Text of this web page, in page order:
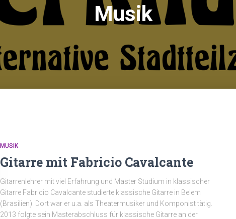
Musik
MUSIK
Gitarre mit Fabricio Cavalcante
Gitarrenlehrer mit viel Erfahrung und Master Studium in klassischer
Gitarre Fabricio Cavalcante studierte klassische Gitarre in Belem
(Brasilien). Dort war er u.a. als Theatermusiker und Komponist tätig.
2013 folgte sein Masterabschluss für klassische Gitarre an der